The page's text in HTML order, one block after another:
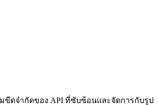
ขีดจำกัดของ API ที่ซับซ้อนและจัดการกับรูป